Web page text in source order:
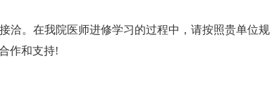
洽。在我院医师进修学习的过程中，请按照贵单位规
作和支持!